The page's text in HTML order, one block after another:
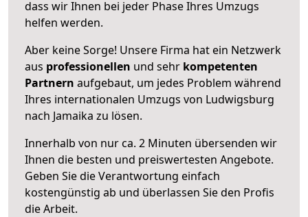
dass wir Ihnen bei jeder Phase Ihres Umzugs
helfen werden.
Aber keine Sorge! Unsere Firma hat ein Netzwerk
aus professionellen und sehr kompetenten
Partnern aufgebaut, um jedes Problem während
Ihres internationalen Umzugs von Ludwigsburg
nach Jamaika zu lösen.
Innerhalb von nur ca. 2 Minuten übersenden wir
Ihnen die besten und preiswertesten Angebote.
Geben Sie die Verantwortung einfach
kostengünstig ab und überlassen Sie den Profis
die Arbeit.